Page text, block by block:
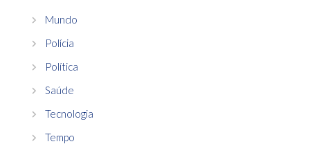
Mundo
Polícia
Política
Saúde
Tecnologia
Tempo